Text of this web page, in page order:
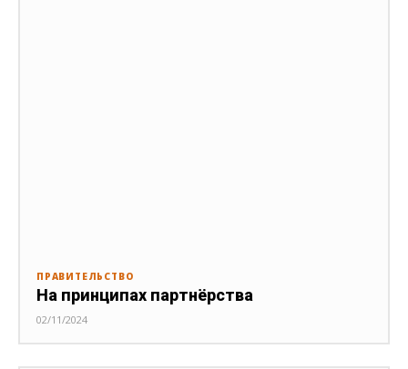
ПРАВИТЕЛЬСТВО
На принципах партнёрства
02/11/2024